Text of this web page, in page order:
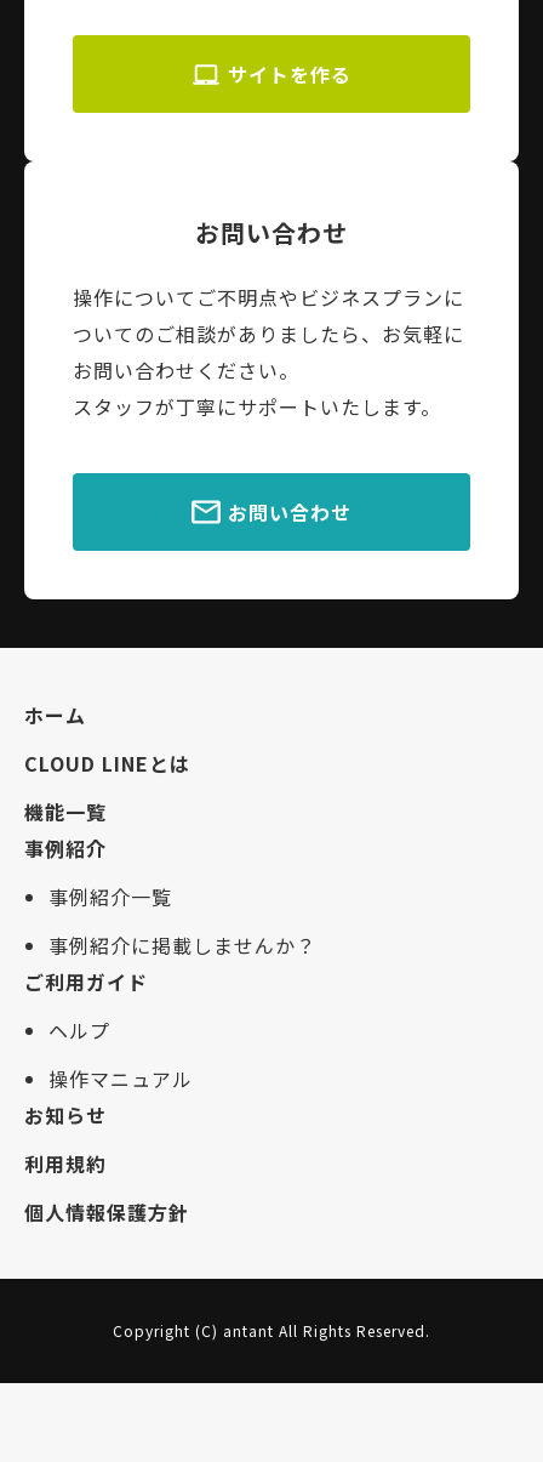
サイトを作る
お問い合わせ
操作についてご不明点やビジネスプランに
ついてのご相談がありましたら、お気軽に
お問い合わせください。
スタッフが丁寧にサポートいたします。
お問い合わせ
ホーム
CLOUD LINEとは
機能一覧
事例紹介
事例紹介一覧
事例紹介に掲載しませんか？
ご利用ガイド
ヘルプ
操作マニュアル
お知らせ
利用規約
個人情報保護方針
Copyright (C) antant All Rights Reserved.